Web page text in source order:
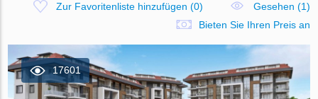
Zur Favoritenliste hinzufügen (0)
Gesehen (1)
Bieten Sie Ihren Preis an
17601